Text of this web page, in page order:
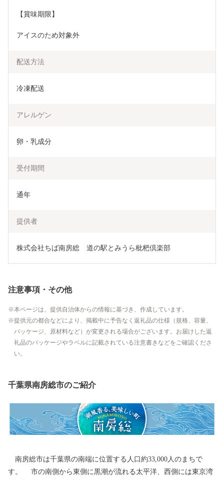
【賞味期限】
アイスのため対象外
配送方法
冷凍配送
アレルゲン
卵・乳成分
受付期間
通年
提供者
株式会社ちば南房総　道の駅とみうら枇杷倶楽部
注意事項・その他
本ページは、提供自治体からの情報に基づき、作成しています。
提供元の都合などにより、掲載中に予告なく返礼品の仕様（規格、容量、
パッケージ、原材料など）が変更される場合がございます。お届けした返
礼品のパッケージやラベルに記載されている注意書きなどをご確認くださ
い。
千葉県南房総市のご紹介
南房総市は千葉県の南端に位置する人口約33,000人のまちで
す。 市の南側から東側に黒潮が流れる太平洋、西側には東京湾